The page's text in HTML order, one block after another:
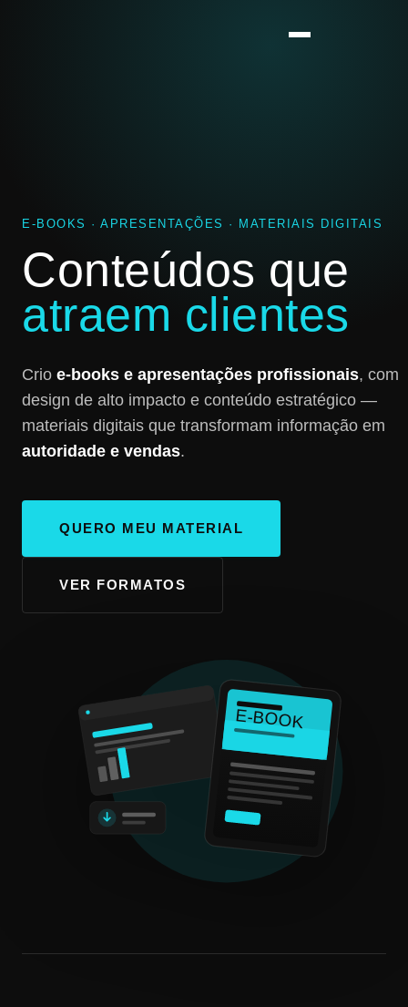
E-BOOKS · APRESENTAÇÕES · MATERIAIS DIGITAIS
Conteúdos que
atraem clientes
Crio e-books e apresentações profissionais, com
design de alto impacto e conteúdo estratégico —
materiais digitais que transformam informação em
autoridade e vendas.
QUERO MEU MATERIAL
VER FORMATOS
E-BOOK